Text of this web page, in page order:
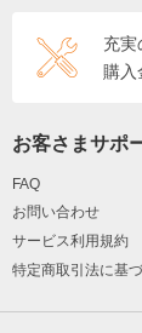
充実
購入
お客さまサポ
FAQ
お問い合わせ
サービス利用規約
特定商取引法に基